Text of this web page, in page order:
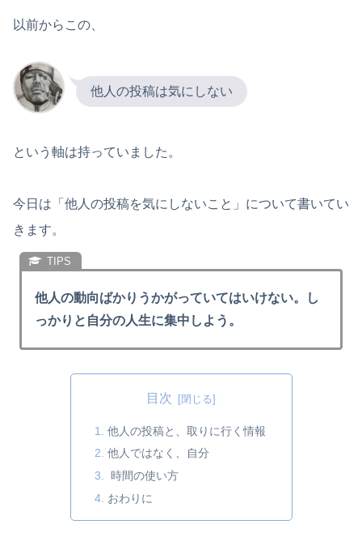
以前からこの、
他人の投稿は気にしない
という軸は持っていました。
今日は「他人の投稿を気にしないこと」について書いてい
きます。
他人の動向ばかりうかがっていてはいけない。し
っかりと自分の人生に集中しよう。
目次
他人の投稿と、取りに行く情報
他人ではなく、自分
時間の使い方
おわりに